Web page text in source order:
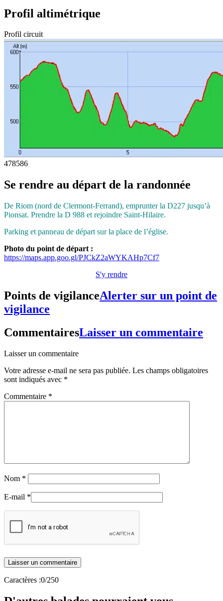
Profil altimétrique
Profil circuit
478586
Se rendre au départ de la randonnée
De Riom (nord de Clermont-Ferrand), emprunter la D227 jusqu’à
Pionsat. Prendre la D 988 et rejoindre Saint-Hilaire.
Parking et panneau de départ sur la place de l’église.
Photo du point de départ :
https://maps.app.goo.gl/PJCkZ2aWYKAHp7Cf7
S'y rendre
Points de vigilanceAlerter sur un point de
vigilance
CommentairesLaisser un commentaire
Laisser un commentaire
Votre adresse e-mail ne sera pas publiée. Les champs obligatoires
sont indiqués avec *
Commentaire *
Nom *
E-mail *
Caractères :0/250